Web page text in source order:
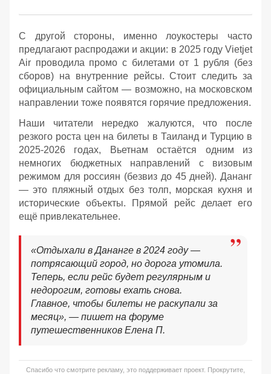
С другой стороны, именно лоукостеры часто
предлагают распродажи и акции: в 2025 году Vietjet
Air проводила промо с билетами от 1 рубля (без
сборов) на внутренние рейсы. Стоит следить за
официальным сайтом — возможно, на московском
направлении тоже появятся горячие предложения.
Наши читатели нередко жалуются, что после
резкого роста цен на билеты в Таиланд и Турцию в
2025-2026 годах, Вьетнам остаётся одним из
немногих бюджетных направлений с визовым
режимом для россиян (безвиз до 45 дней). Дананг
— это пляжный отдых без толп, морская кухня и
исторические объекты. Прямой рейс делает его
ещё привлекательнее.
«Отдыхали в Дананге в 2024 году —
потрясающий город, но дорога утомила.
Теперь, если рейс будет регулярным и
недорогим, готовы ехать снова.
Главное, чтобы билеты не раскупали за
месяц», — пишет на форуме
путешественников Елена П.
Спасибо что смотрите рекламу, это поддерживает проект. Прокрутите,